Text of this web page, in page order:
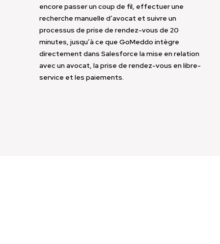
encore passer un coup de fil, effectuer une
recherche manuelle d’avocat et suivre un
processus de prise de rendez-vous de 20
minutes, jusqu’à ce que GoMeddo intègre
directement dans Salesforce la mise en relation
avec un avocat, la prise de rendez-vous en libre-
service et les paiements.